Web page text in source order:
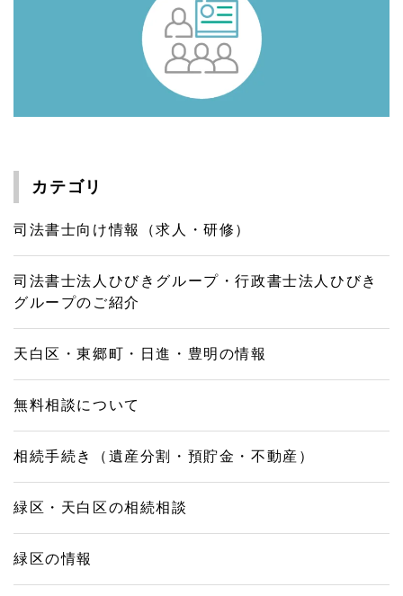
カテゴリ
司法書士向け情報（求人・研修）
司法書士法人ひびきグループ・行政書士法人ひびき
グループのご紹介
天白区・東郷町・日進・豊明の情報
無料相談について
相続手続き（遺産分割・預貯金・不動産）
緑区・天白区の相続相談
緑区の情報